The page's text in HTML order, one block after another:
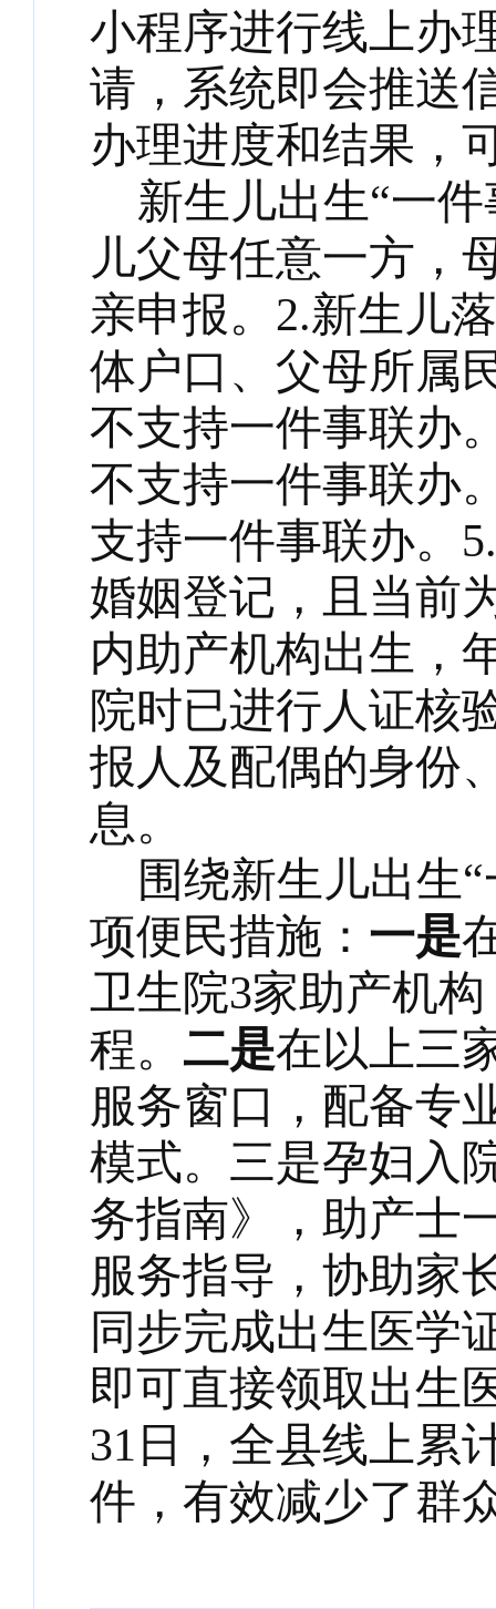
小程序进行线上办
请，系统即会推送
办理进度和结果，
新生儿出生“一
儿父母任意一方，
亲申报。 2.新生儿
体户口、父母所属
不支持一件事联办
不支持一件事联办
支持一件事联办。
婚姻登记，且当前
内助产机构出生，
院时已进行人证核
报人及配偶的身份
息。
围绕新生儿出生
项便民措施： 一是
卫生院3家助产机
程。 二是在以上三
服务窗口，配备专
模式。三是孕妇入
务指南》，助产士
服务指导，协助家
同步完成出生医学
即可直接领取出生
31日，全县线上累
件，有效减少了群